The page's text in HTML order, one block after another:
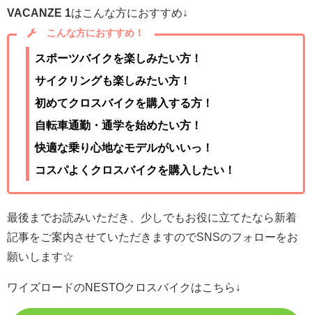
VACANZE 1 はこんな方におすすめ↓
こんな方におすすめ！
スポーツバイクを楽しみたい方！
サイクリングも楽しみたい方！
初めてクロスバイクを購入する方！
自転車通勤・通学を始めたい方！
快適な乗り心地なモデルがいいっ！
コスパよくクロスバイクを購入したい！
最後までお読みいただき、少しでもお役に立てたなら新着
記事をご案内させていただきますのでSNSのフォローをお
願いします☆
ワイズロードのNESTOクロスバイクはこちら↓